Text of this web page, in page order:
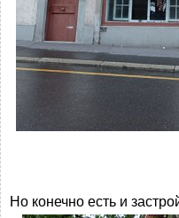
Но конечно есть и